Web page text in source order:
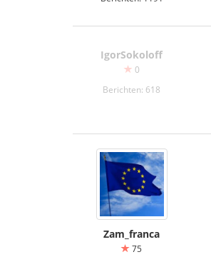
IgorSokoloff
0
Berichten: 618
Zam_franca
75